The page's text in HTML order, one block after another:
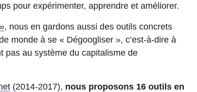
pour expérimenter, apprendre et améliorer.
, nous en gardons aussi des outils concrets
monde à se « Dégoogliser », c’est-à-dire à
pas au système du capitalisme de
(2014-2017), nous proposons 16 outils en